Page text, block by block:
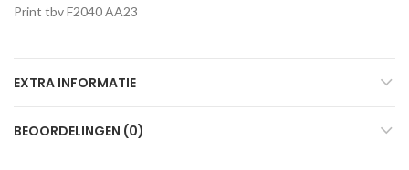
Print tbv F2040 AA23
EXTRA INFORMATIE
BEOORDELINGEN (0)